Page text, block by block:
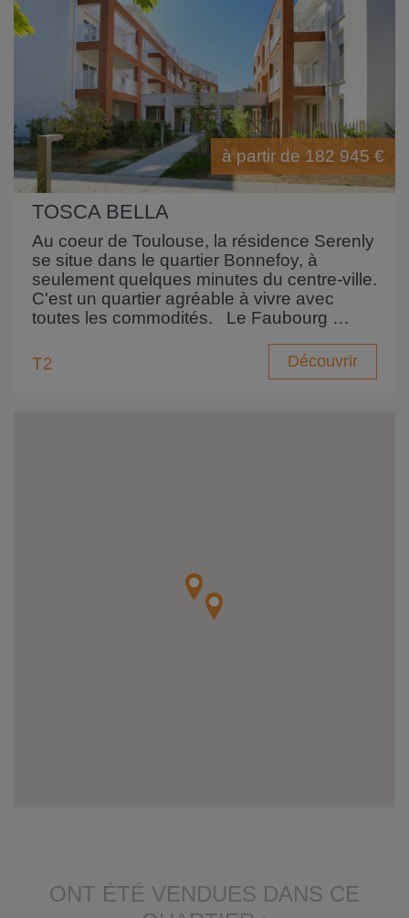
à partir de 182 945 €
TOSCA BELLA
Au coeur de Toulouse, la résidence Serenly
se situe dans le quartier Bonnefoy, à
seulement quelques minutes du centre-ville.
C'est un quartier agréable à vivre avec
toutes les commodités. Le Faubourg …
T2 Découvrir
ONT ÉTÉ VENDUES DANS CE